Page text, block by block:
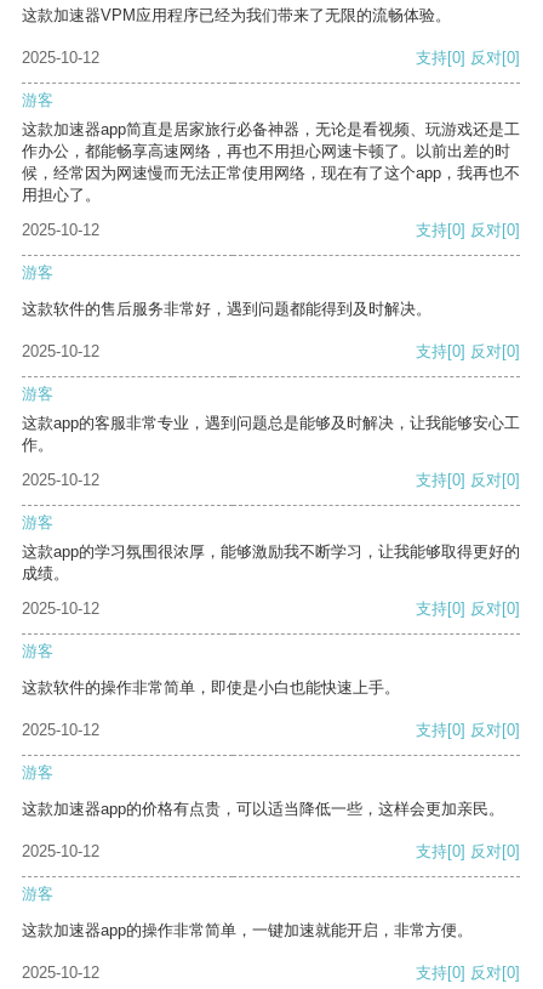
这款加速器VPM应用程序已经为我们带来了无限的流畅体验。
2025-10-12 支持[0] 反对[0]
游客
这款加速器app简直是居家旅行必备神器，无论是看视频、玩游戏还是工
作办公，都能畅享高速网络，再也不用担心网速卡顿了。以前出差的时
候，经常因为网速慢而无法正常使用网络，现在有了这个app，我再也不
用担心了。
2025-10-12
支持[0] 反对[0]
游客
这款软件的售后服务非常好，遇到问题都能得到及时解决。
2025-10-12 支持[0] 反对[0]
游客
这款app的客服非常专业，遇到问题总是能够及时解决，让我能够安心工
作。
2025-10-12
支持[0] 反对[0]
游客
这款app的学习氛围很浓厚，能够激励我不断学习，让我能够取得更好的
成绩。
2025-10-12
支持[0] 反对[0]
游客
这款软件的操作非常简单，即使是小白也能快速上手。
2025-10-12 支持[0] 反对[0]
游客
这款加速器app的价格有点贵，可以适当降低一些，这样会更加亲民。
2025-10-12 支持[0] 反对[0]
游客
这款加速器app的操作非常简单，一键加速就能开启，非常方便。
2025-10-12 支持[0] 反对[0]